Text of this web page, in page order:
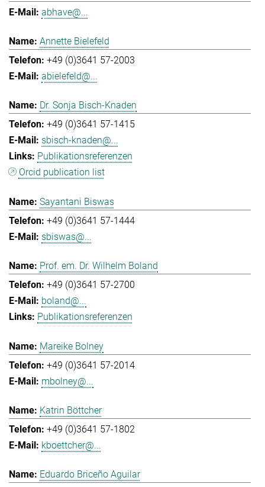
abhave@...
Annette Bielefeld
+49 (0)3641 57-2003
abielefeld@...
Dr. Sonja Bisch-Knaden
+49 (0)3641 57-1415
sbisch-knaden@...
Publikationsreferenzen
Orcid publication list
Sayantani Biswas
+49 (0)3641 57-1444
sbiswas@...
Prof. em. Dr. Wilhelm Boland
+49 (0)3641 57-2700
boland@...
Publikationsreferenzen
Mareike Bolney
+49 (0)3641 57-2014
mbolney@...
Katrin Böttcher
+49 (0)3641 57-1802
kboettcher@...
Eduardo Briceño Aguilar